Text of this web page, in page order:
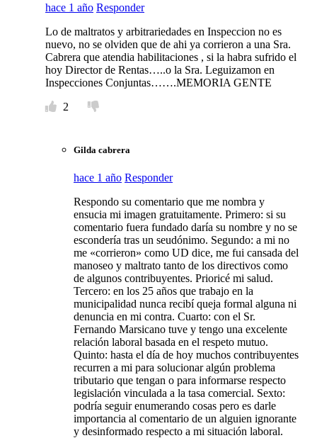
hace 1 año Responder
Lo de maltratos y arbitrariedades en Inspeccion no es
nuevo, no se olviden que de ahi ya corrieron a una Sra.
Cabrera que atendia habilitaciones , si la habra sufrido el
hoy Director de Rentas…..o la Sra. Leguizamon en
Inspecciones Conjuntas…….MEMORIA GENTE
2
Gilda cabrera
hace 1 año Responder
Respondo su comentario que me nombra y
ensucia mi imagen gratuitamente. Primero: si su
comentario fuera fundado daría su nombre y no se
escondería tras un seudónimo. Segundo: a mi no
me «corrieron» como UD dice, me fui cansada del
manoseo y maltrato tanto de los directivos como
de algunos contribuyentes. Prioricé mi salud.
Tercero: en los 25 años que trabajo en la
municipalidad nunca recibí queja formal alguna ni
denuncia en mi contra. Cuarto: con el Sr.
Fernando Marsicano tuve y tengo una excelente
relación laboral basada en el respeto mutuo.
Quinto: hasta el día de hoy muchos contribuyentes
recurren a mi para solucionar algún problema
tributario que tengan o para informarse respecto
legislación vinculada a la tasa comercial. Sexto:
podría seguir enumerando cosas pero es darle
importancia al comentario de un alguien ignorante
y desinformado respecto a mi situación laboral.